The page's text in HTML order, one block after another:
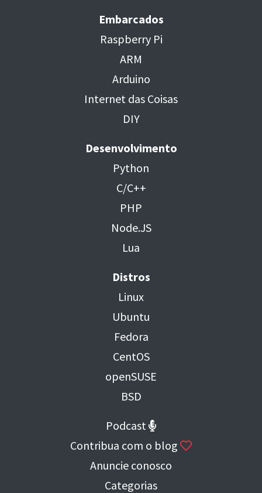
Embarcados
Raspberry Pi
ARM
Arduino
Internet das Coisas
DIY
Desenvolvimento
Python
C/C++
PHP
Node.JS
Lua
Distros
Linux
Ubuntu
Fedora
CentOS
openSUSE
BSD
Podcast
Contribua com o blog
Anuncie conosco
Categorias